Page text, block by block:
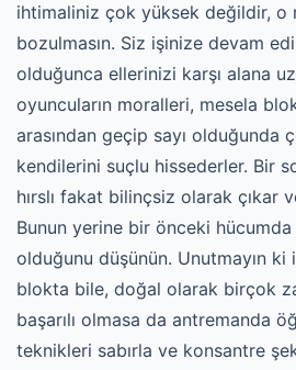
ihtimaliniz çok yüksek değildir, o
bozulmasın. Siz işinize devam
olduğunca ellerinizi karşı alana
oyuncuların moralleri, mesela
arasından geçip sayı olduğunda
kendilerini suçlu hissederler. Bir
hırslı fakat bilinçsiz olarak çıkar
Bunun yerine bir önceki hücumda
olduğunu düşünün. Unutmayın
blokta bile, doğal olarak birçok
başarılı olmasa da antremanda
teknikleri sabırla ve konsantre